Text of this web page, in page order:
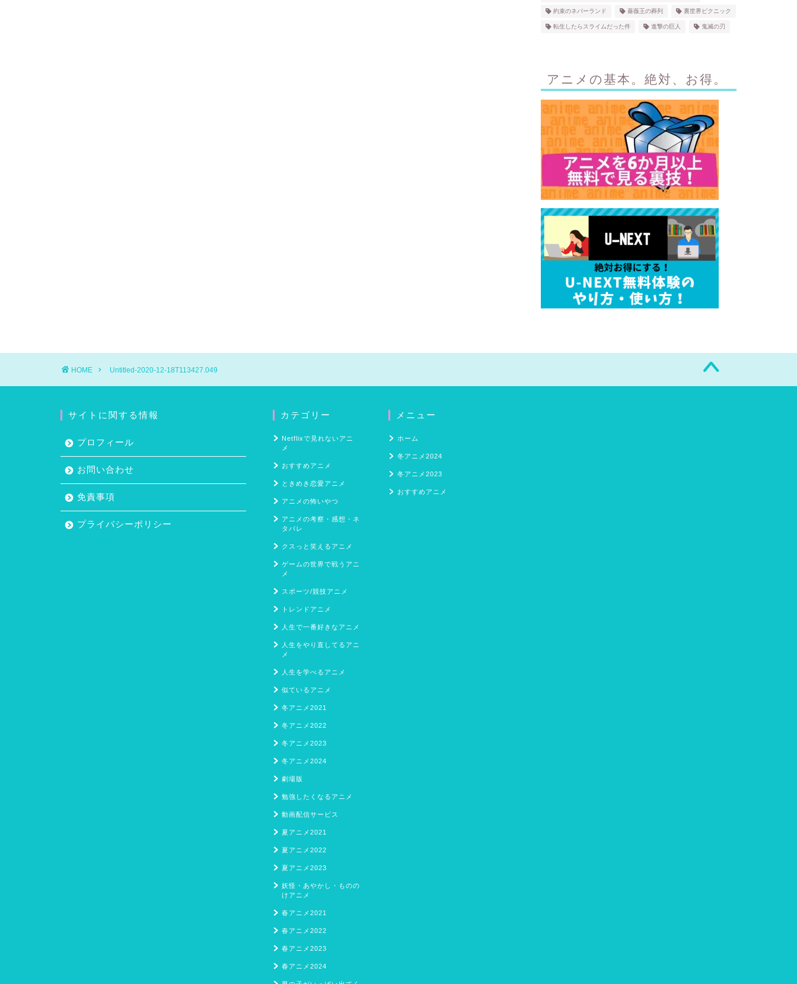
約束のネバーランド 薔薇王の葬列 裏世界ピクニック
転生したらスライムだった件 進撃の巨人 鬼滅の刃
アニメの基本。絶対、お得。
HOME Untitled-2020-12-18T113427.049
サイトに関する情報
プロフィール
お問い合わせ
免責事項
プライバシーポリシー
カテゴリー
Netflixで見れないアニ
メ
おすすめアニメ
ときめき恋愛アニメ
アニメの怖いやつ
アニメの考察・感想・ネ
タバレ
クスっと笑えるアニメ
ゲームの世界で戦うアニ
メ
スポーツ/競技アニメ
トレンドアニメ
人生で一番好きなアニメ
人生をやり直してるアニ
メ
人生を学べるアニメ
似ているアニメ
冬アニメ2021
冬アニメ2022
冬アニメ2023
冬アニメ2024
劇場版
勉強したくなるアニメ
動画配信サービス
夏アニメ2021
夏アニメ2022
夏アニメ2023
妖怪・あやかし・ものの
けアニメ
春アニメ2021
春アニメ2022
春アニメ2023
春アニメ2024
メニュー
ホーム
冬アニメ2024
冬アニメ2023
おすすめアニメ